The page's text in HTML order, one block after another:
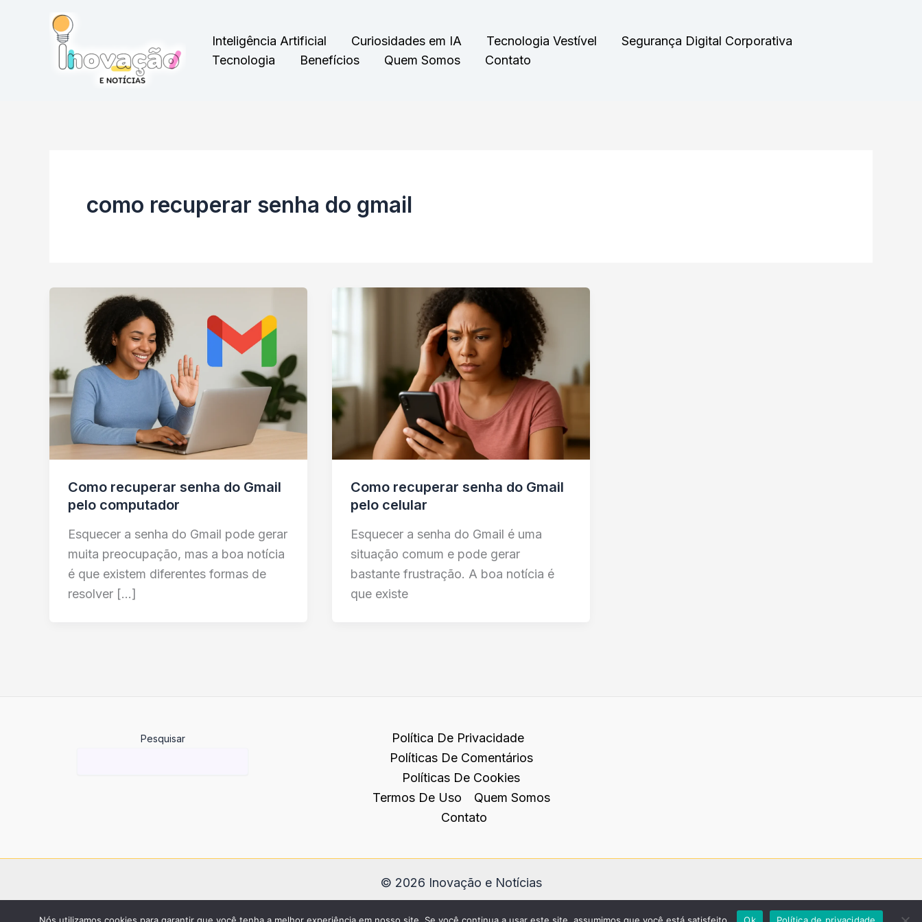
Inteligência Artificial Curiosidades em IA Tecnologia Vestível
Segurança Digital Corporativa
Tecnologia
Benefícios Quem Somos Contato
como recuperar senha do gmail
Como recuperar senha do Gmail
pelo computador
Esquecer a senha do Gmail pode gerar
muita preocupação, mas a boa notícia
é que existem diferentes formas de
resolver […]
Como recuperar senha do Gmail
pelo celular
Esquecer a senha do Gmail é uma
situação comum e pode gerar
bastante frustração. A boa notícia é
que existe
Pesquisar
Política De Privacidade
Políticas De Comentários
Políticas De Cookies
Termos De Uso
Quem Somos
Contato
© 2026 Inovação e Notícias